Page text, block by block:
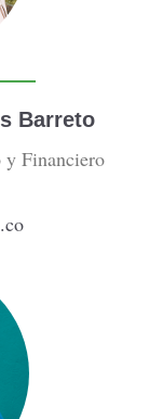
Barreto
y Financiero